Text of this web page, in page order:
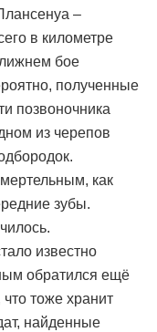
–
в километре
бое
полученные
позвоночника
из черепов
как
зубы.
известно
обратился ещё
тоже хранит
найденные